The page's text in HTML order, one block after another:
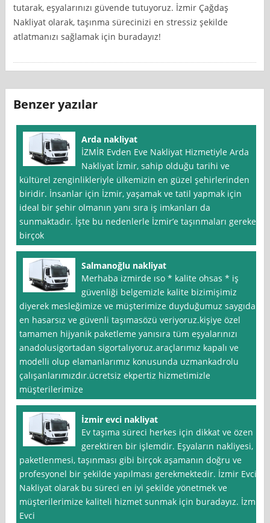
tutarak, eşyalarınızı güvende tutuyoruz. İzmir Çağdaş
Nakliyat olarak, taşınma sürecinizi en stressiz şekilde
atlatmanızı sağlamak için buradayız!
Benzer yazılar
Arda nakliyat
İZMİR Evden Eve Nakliyat Hizmetiyle Arda
Nakliyat İzmir, sahip olduğu tarihi ve
kültürel zenginlikleriyle ülkemizin en güzel şehirlerinden
biridir. İnsanlar için İzmir, yaşamak ve tatil yapmak için
ideal bir şehir olmanın yanı sıra iş imkanları da
sunmaktadır. İşte bu nedenlerle İzmir’e taşınmaları gereken
birçok
Salmanoğlu nakliyat
Merhaba izmirde ıso * kalite ohsas * iş
güvenliği belgemizle kalite bizimişimiz
diyerek mesleğimize ve müşterimize duyduğumuz saygıdan
en hasarsız ve güvenli taşımasözü veriyoruz.kişiye özel
tamamen hijyanik paketleme yanısıra tüm eşyalarınızı
anadolusigortadan sigortalıyoruz.araçlarımız kapalı ve
modelli olup elamanlarımız konusunda uzmankadrolu
çalışanlarımızdır.ücretsiz ekpertiz hizmetimizle
müşterilerimize
İzmir evci nakliyat
Ev taşıma süreci herkes için dikkat ve özen
gerektiren bir işlemdir. Eşyaların nakliyesi,
paketlenmesi, taşınması gibi birçok aşamanın doğru ve
profesyonel bir şekilde yapılması gerekmektedir. İzmir Evci
Nakliyat olarak bu süreci en iyi şekilde yönetmek ve
müşterilerimize kaliteli hizmet sunmak için buradayız. İzmir
Evci